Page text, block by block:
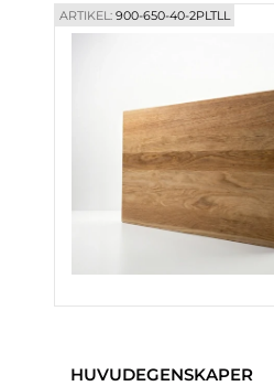
ARTIKEL:900-650-40-2PLTLL
HUVUDEGENSKAPER